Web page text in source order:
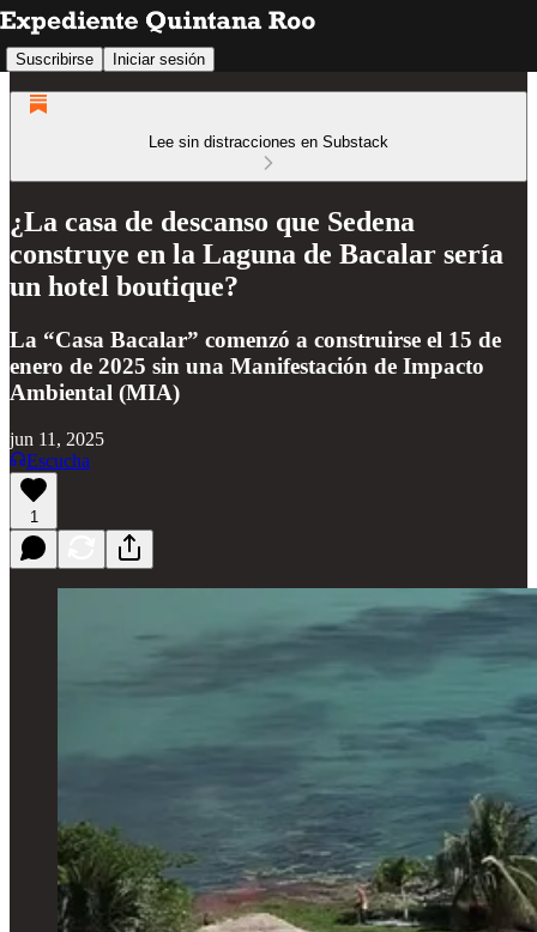
Suscribirse Iniciar sesión
Lee sin distracciones en Substack
¿La casa de descanso que Sedena
construye en la Laguna de Bacalar sería
un hotel boutique?
La “Casa Bacalar” comenzó a construirse el 15 de
enero de 2025 sin una Manifestación de Impacto
Ambiental (MIA)
jun 11, 2025
Escucha
1